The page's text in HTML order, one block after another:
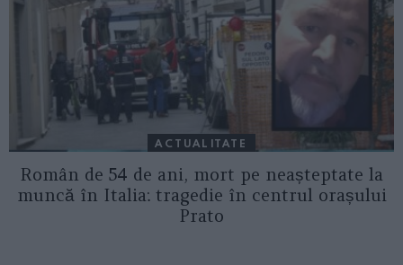
ACTUALITATE
Român de 54 de ani, mort pe neașteptate la
muncă în Italia: tragedie în centrul orașului
Prato